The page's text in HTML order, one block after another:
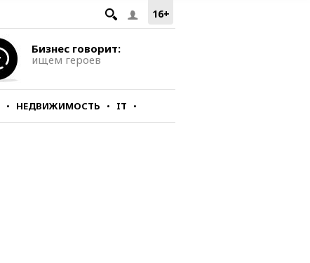
16+
Бизнес говорит:
ищем героев
НЕДВИЖИМОСТЬ IT